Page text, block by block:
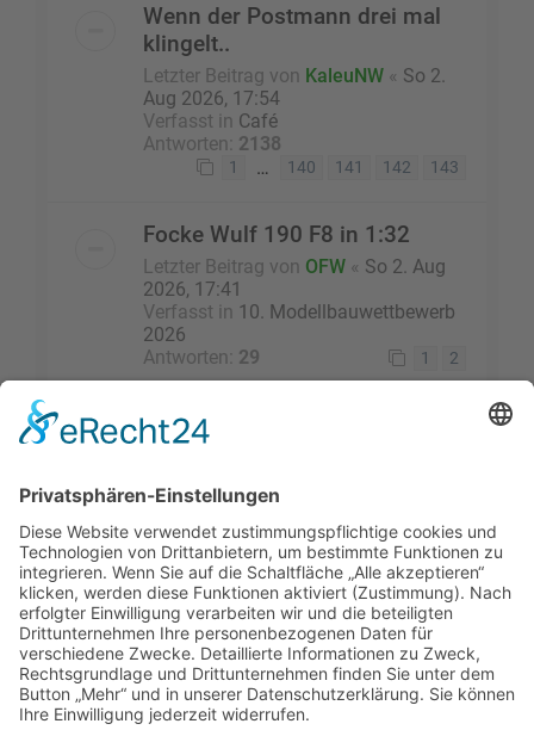
Wenn der Postmann drei mal
klingelt..
Letzter Beitrag von KaleuNW « So 2.
Aug 2026, 17:54
Verfasst in Café
Antworten: 2138
1 … 140 141 142 143
Focke Wulf 190 F8 in 1:32
Letzter Beitrag von OFW « So 2. Aug
2026, 17:41
Verfasst in 10. Modellbauwettbewerb
2026
Antworten: 29 1 2
Die Suche ergab 14 Treffer • Seite
Gehe zu